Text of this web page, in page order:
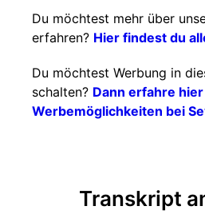
Du möchtest mehr über
erfahren? Hier findest du
Du möchtest Werbung in
schalten? Dann erfahre
Werbemöglichkeiten bei
Transkript